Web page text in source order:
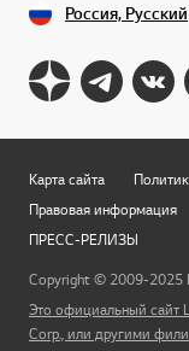
Россия, Русский
Карта сайта
Правовая информация
ПРЕСС-РЕЛИЗЫ
Copyright © 2009-2025
Это официальный сайт
Corp., или другими